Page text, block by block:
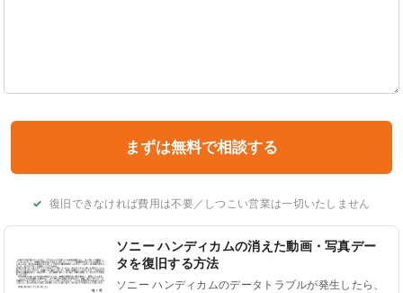
復旧できなければ費用は不要／しつこい営業は一切いたしません
ソニー ハンディカムの消えた動画・写真デー
タを復旧する方法
ソニー ハンディカムのデータトラブルが発生したら、